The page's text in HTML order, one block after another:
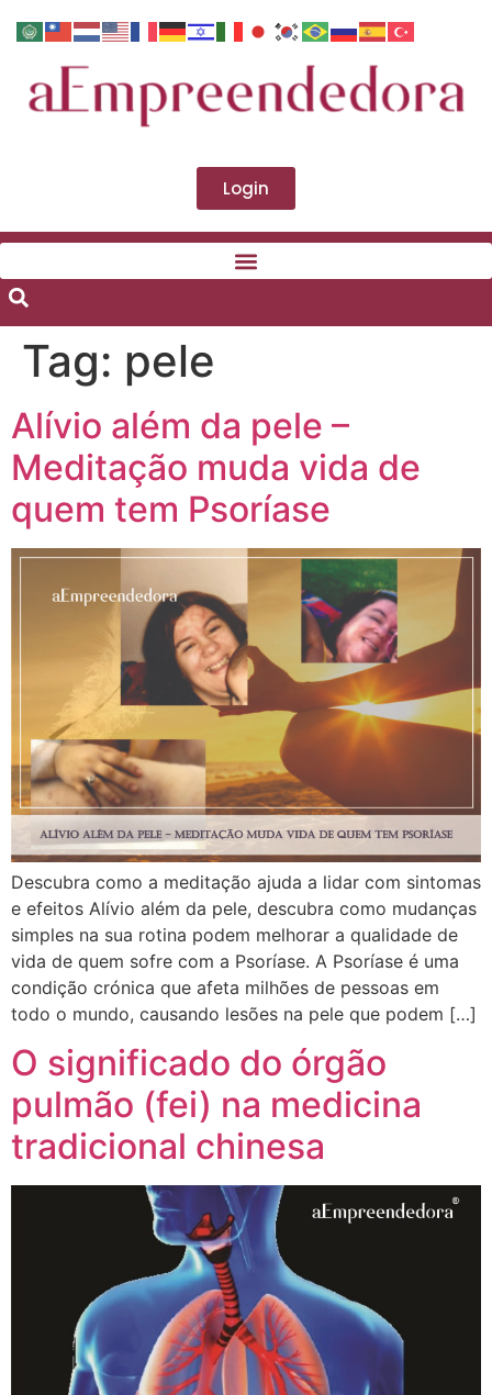
Login
Tag: pele
Alívio além da pele –
Meditação muda vida de
quem tem Psoríase
Descubra como a meditação ajuda a lidar com sintomas
e efeitos Alívio além da pele, descubra como mudanças
simples na sua rotina podem melhorar a qualidade de
vida de quem sofre com a Psoríase. A Psoríase é uma
condição crónica que afeta milhões de pessoas em
todo o mundo, causando lesões na pele que podem […]
O significado do órgão
pulmão (fei) na medicina
tradicional chinesa